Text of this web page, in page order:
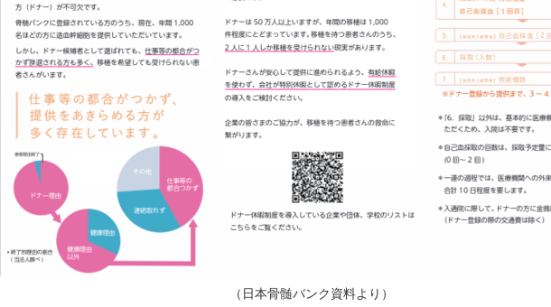
（日本骨髄バンク資料より）